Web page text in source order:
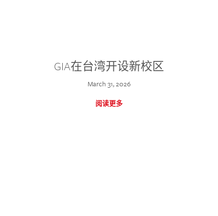
GIA在台湾开设新校区
March 31, 2026
阅读更多